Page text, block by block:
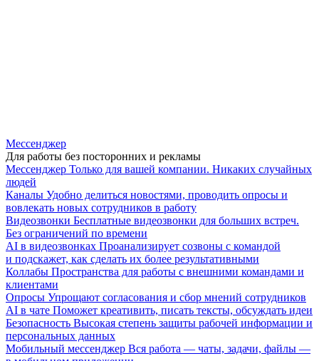
Мессенджер
Для работы без посторонних и рекламы
Мессенджер Только для вашей компании. Никаких случайных
людей
Каналы Удобно делиться новостями, проводить опросы и
вовлекать новых сотрудников в работу
Видеозвонки Бесплатные видеозвонки для больших встреч.
Без ограничений по времени
AI в видеозвонках Проанализирует созвоны с командой
и подскажет, как сделать их более результативными
Коллабы Пространства для работы с внешними командами и
клиентами
Опросы Упрощают согласования и сбор мнений сотрудников
AI в чате Поможет креативить, писать тексты, обсуждать идеи
Безопасность Высокая степень защиты рабочей информации и
персональных данных
Мобильный мессенджер Вся работа — чаты, задачи, файлы —